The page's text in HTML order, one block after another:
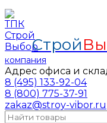
Строй
компания
Адрес офиса и
8 (495) 133-92-04
8 (800) 775-37-91
zakaz@stroy-vibor.ru